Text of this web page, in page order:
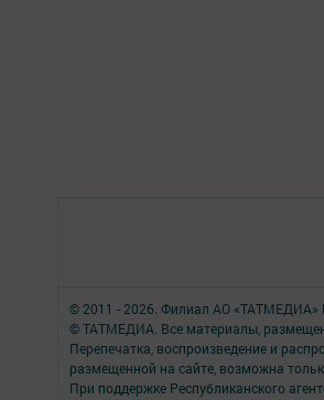
© 2011 - 2026. Филиал АО «ТАТМЕДИА»
© ТАТМЕДИА. Все материалы,
Перепечатка, воспроизведение и
размещенной на сайте, возможна
При поддержке Республиканского